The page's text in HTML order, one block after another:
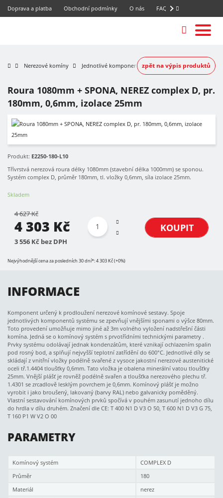
Doprava a platba Obchodní podmínky O nás FAQ
Nerezové komíny Jednotlivé komponentyzpět na výpis produktů
Roura 1080mm + SPONA, NEREZ complex D, pr.
180mm, 0,6mm, izolace 25mm
Produkt: E2250-180-L10
Třívrstvá nerezová roura délky 1080mm (stavební délka 1000mm) se sponou.
Systém complex D, průměr 180mm, tl. vložky 0,6mm, síla izolace 25mm.
Skladem
4 627 Kč
4 303 Kč
3 556 Kč bez DPH
KOUPIT
Nejvýhodnější cena za posledních 30 dní*: 4 303 Kč (+0%)
INFORMACE
Komponent určený k prodloužení nerezové komínové sestavy. Spoje
jednotlivých komponentů systému se zpevňují vnějšími sponami o výšce 80mm.
Toto provedení umožňuje mimo jiné až 3m volného vyložení nadstřešní části
komína. Jedná se o komínový systém s prvotřídními technickými parametry .
Prvky systému odolávají jednak kondenzátům, které vznikají ochlazením spalin
pod rosný bod, a splňují nejvyšší teplotní zatřídění do 600°C. Jednotlivé díly se
skládají z vnitřní vložky podélně svařené z vysoce jakostní nerezové austenitické
oceli tř.1.4404 tloušťky 0,6mm. Tato vložka je obalena minerální vatou tloušťky
25mm. Vnější plášť je rovněž podélně svařen a tloušťka nerezového plechu tř.
1.4301 se zrcadlově lesklým povrchem je 0,6mm. Komínový plášť je možno
vyrobit i jako broušený, lakovaný (barvy RAL) nebo galvanicky poměděný.
Vlastní sestavování komínových prvků spočívá v pouhém zasunutí jednoho dílu
do hrdla v dílu druhém. Značení dle CE: T 400 N1 D V3 O 50, T 600 N1 D V3 G 75,
T 160 P1 W V2 O 00
PARAMETRY
Komínový systém
COMPLEX D
Průměr
180
Materiál
nerez